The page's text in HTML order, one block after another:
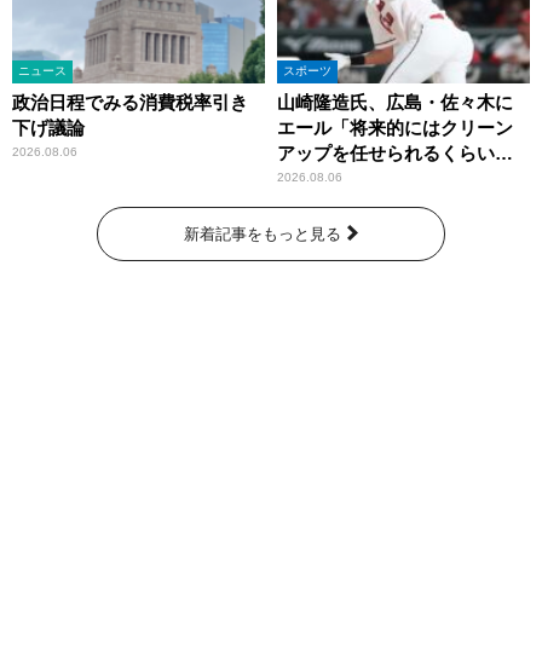
ニュース
政治日程でみる消費税率引き
下げ議論
2026.08.06
スポーツ
山崎隆造氏、広島・佐々木に
エール「将来的にはクリーン
アップを任せられるくらいま
では成長して」
2026.08.06
新着記事をもっと見る